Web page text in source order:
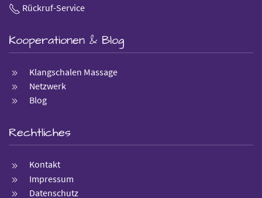
Rückruf-Service
Kooperationen & Blog
Klangschalen Massage
Netzwerk
Blog
Rechtliches
Kontakt
Impressum
Datenschutz